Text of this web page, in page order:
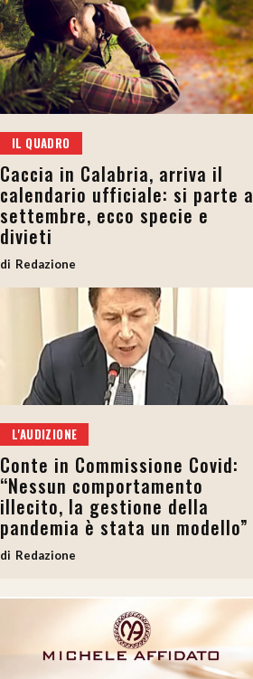
IL QUADRO
Caccia in Calabria, arriva il
calendario ufficiale: si parte a
settembre, ecco specie e
divieti
Redazione
L'AUDIZIONE
Conte in Commissione Covid:
“Nessun comportamento
illecito, la gestione della
pandemia è stata un modello”
Redazione